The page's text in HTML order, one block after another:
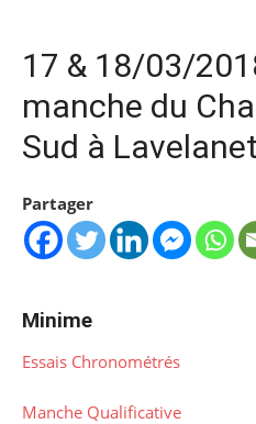
17 & 18/03/
manche du
Sud à Lavelanet
Partager
Minime
Essais Chronométrés
Manche Qualificative